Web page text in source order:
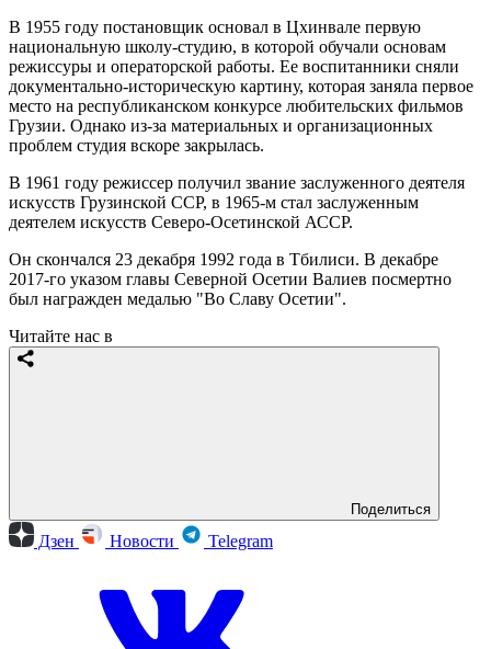
В 1955 году постановщик основал в Цхинвале первую
национальную школу-студию, в которой обучали основам
режиссуры и операторской работы. Ее воспитанники сняли
документально-историческую картину, которая заняла первое
место на республиканском конкурсе любительских фильмов
Грузии. Однако из-за материальных и организационных
проблем студия вскоре закрылась.
В 1961 году режиссер получил звание заслуженного деятеля
искусств Грузинской ССР, в 1965-м стал заслуженным
деятелем искусств Северо-Осетинской АССР.
Он скончался 23 декабря 1992 года в Тбилиси. В декабре
2017-го указом главы Северной Осетии Валиев посмертно
был награжден медалью "Во Славу Осетии".
Читайте нас в
Поделиться
Дзен Новости Telegram